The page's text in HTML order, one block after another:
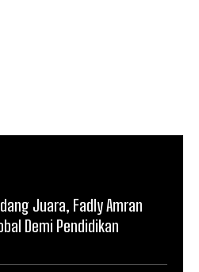
Juara, Fadly Amran
Demi Pendidikan